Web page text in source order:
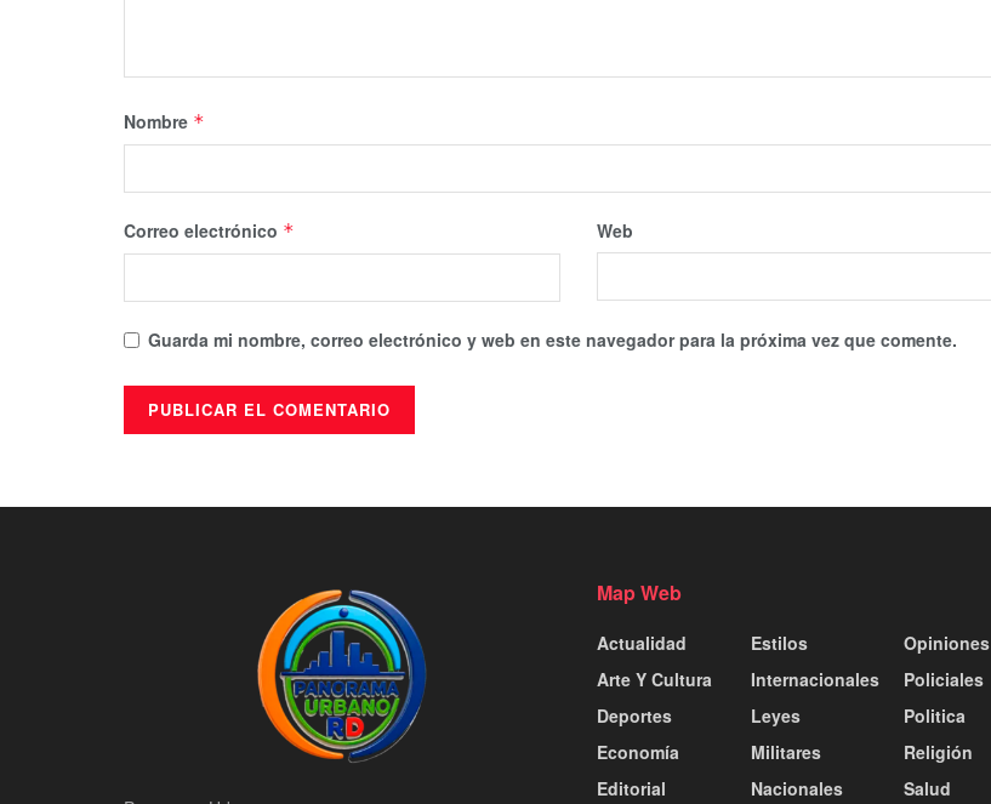
Nombre *
Correo electrónico * Web
Guarda mi nombre, correo electrónico y web en este navegador para la próxima vez que comente.
Map Web
Actualidad
Arte Y Cultura
Deportes
Economía
Editorial
Estilos
Internacionales
Leyes
Militares
Nacionales
Opiniones
Policiales
Politica
Religión
Salud